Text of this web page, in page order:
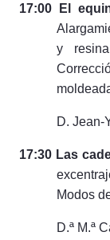
17:00 El
y
D. Jean-
17:30 Las
Modos
D.ª M.ª